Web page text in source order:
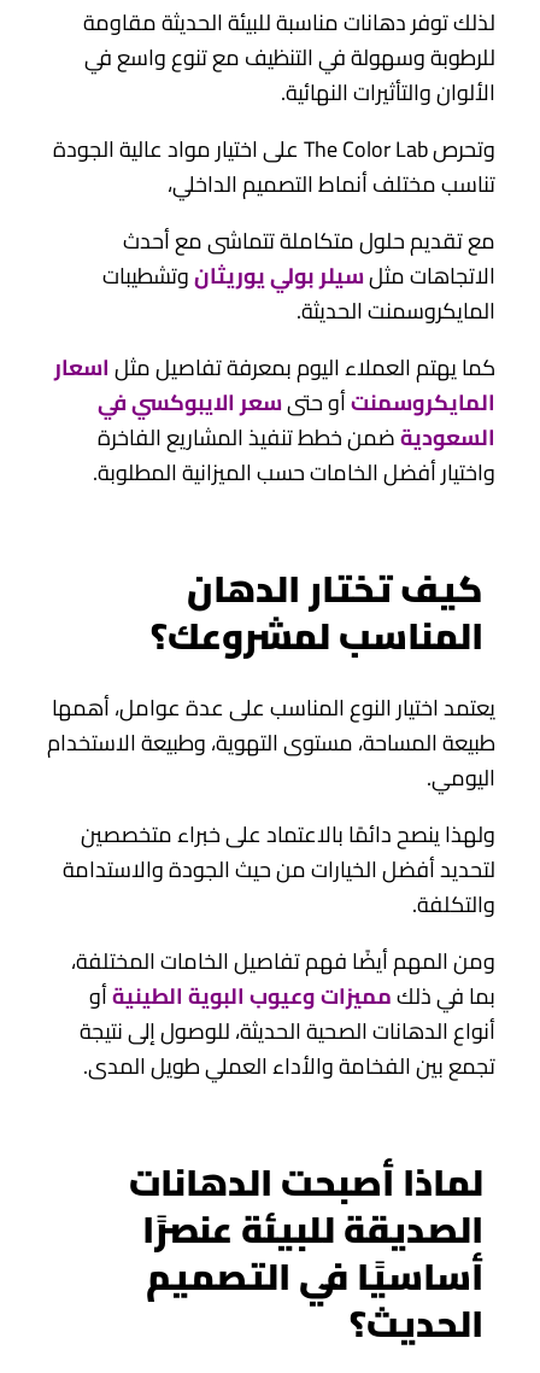
لذلك توفر دهانات مناسبة للبيئة الحديثة مقاومة
للرطوبة وسهولة في التنظيف مع تنوع واسع في
الألوان والتأثيرات النهائية.
وتحرص The Color Lab على اختيار مواد عالية الجودة
تناسب مختلف أنماط التصميم الداخلي،
مع تقديم حلول متكاملة تتماشى مع أحدث
الاتجاهات مثلسيلر بولي يوريثانوتشطيبات
المايكروسمنت الحديثة.
كما يهتم العملاء اليوم بمعرفة تفاصيل مثلاسعار
المايكروسمنتأو حتىسعر الايبوكسي في
السعوديةضمن خطط تنفيذ المشاريع الفاخرة
واختيار أفضل الخامات حسب الميزانية المطلوبة.
كيف تختار الدهان
المناسب لمشروعك؟
يعتمد اختيار النوع المناسب على عدة عوامل، أهمها
طبيعة المساحة، مستوى التهوية، وطبيعة الاستخدام
اليومي.
ولهذا ينصح دائمًا بالاعتماد على خبراء متخصصين
لتحديد أفضل الخيارات من حيث الجودة والاستدامة
والتكلفة.
ومن المهم أيضًا فهم تفاصيل الخامات المختلفة،
بما في ذلكمميزات وعيوب البوية الطينيةأو
أنواع الدهانات الصحية الحديثة، للوصول إلى نتيجة
تجمع بين الفخامة والأداء العملي طويل المدى.
لماذا أصبحت الدهانات
الصديقة للبيئة عنصرًا
أساسيًا في التصميم
الحديث؟